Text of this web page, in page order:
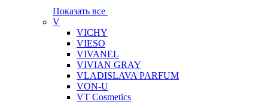
Показать все
V
VICHY
VIESO
VIVANEL
VIVIAN GRAY
VLADISLAVA PARFUM
VON-U
VT Cosmetics